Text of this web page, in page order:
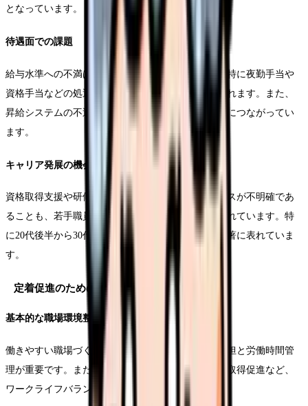
となっています。
待遇面での課題
給与水準への不満は依然として大きな課題であり、特に夜勤手当や
資格手当などの処遇面で改善を求める声が多く聞かれます。また、
昇給システムの不透明さや評価制度の未整備も離職につながってい
ます。
キャリア発展の機会
資格取得支援や研修機会の不足、将来のキャリアパスが不明確であ
ることも、若手職員を中心に離職理由として挙げられています。特
に20代後半から30代前半の職員層で、この傾向が顕著に表れていま
す。
定着促進のための重要要素
基本的な職場環境整備
働きやすい職場づくりの基本として、適切な業務分担と労働時間管
理が重要です。また、休憩時間の確保や有給休暇の取得促進など、
ワークライフバランスへの配慮も必要不可欠です。